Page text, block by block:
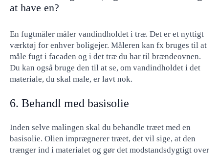
at have en?
En fugtmåler måler vandindholdet i træ. Det er et nyttigt
værktøj for enhver boligejer. Måleren kan fx bruges til at
måle fugt i facaden og i det træ du har til brændeovnen.
Du kan også bruge den til at se, om vandindholdet i det
materiale, du skal male, er lavt nok.
6. Behandl med basisolie
Inden selve malingen skal du behandle træet med en
basisolie. Olien imprægnerer træet, det vil sige, at den
trænger ind i materialet og gør det modstandsdygtigt over